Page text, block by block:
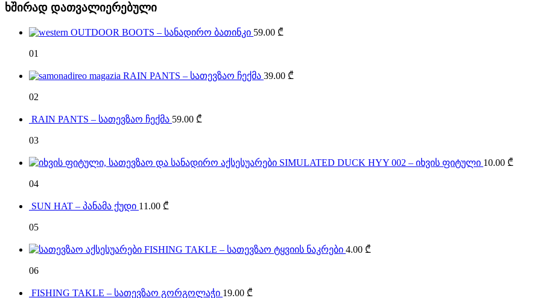
ხშირად დათვალიერებული
OUTDOOR BOOTS – სანადირო ბათინკი 59.00 ₾
01
RAIN PANTS – სათევზაო ჩექმა 39.00 ₾
02
RAIN PANTS – სათევზაო ჩექმა 59.00 ₾
03
SIMULATED DUCK HYY 002 – იხვის ფიტული 10.00 ₾
04
SUN HAT – პანამა ქუდი 11.00 ₾
05
FISHING TAKLE – სათევზაო ტყვიის ნაკრები 4.00 ₾
06
FISHING TAKLE – სათევზაო გორგოლაჭი 19.00 ₾